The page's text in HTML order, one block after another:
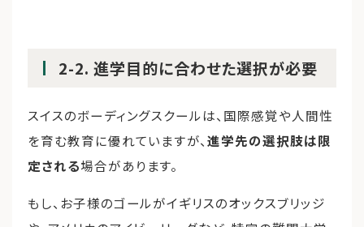
2-2. 進学目的に合わせた選択が必要
スイスのボーディングスクールは、国際感覚や人間性
を育む教育に優れていますが、進学先の選択肢は限
定される場合があります。
もし、お子様のゴールがイギリスのオックスブリッジ